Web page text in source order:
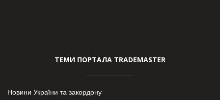
ТЕМИ ПОРТАЛА TRADEMASTER
Новини України та закордону